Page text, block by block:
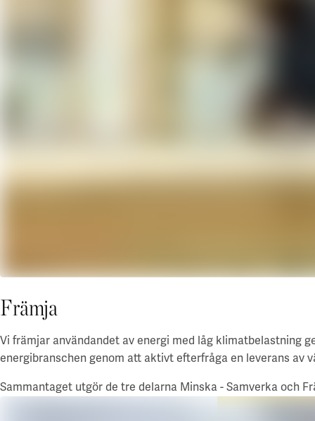
Främja
Vi främjar användandet av energi med låg klimatbelastning
energibranschen genom att aktivt efterfråga en leverans av
Sammantaget utgör de tre delarna Minska - Samverka och